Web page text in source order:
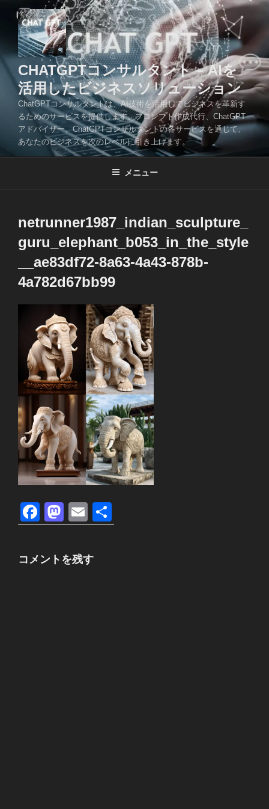
ツ
CHATGPTコンサルタント – AIを
活用したビジネスソリューション
ChatGPTコンサルタントは、AI技術を活用してビジネスを革新す
るためのサービスを提供します。プロンプト作成代行、ChatGPT
アドバイザー、ChatGPTコンサルタントの各サービスを通じて、
あなたのビジネスを次のレベルに引き上げます。
メニュー
netrunner1987_indian_sculpture_
guru_elephant_b053_in_the_style
__ae83df72-8a63-4a43-878b-
4a782d67bb99
F
a
c
e
M
a
st
o
E
m
ail
有
コメントを残す